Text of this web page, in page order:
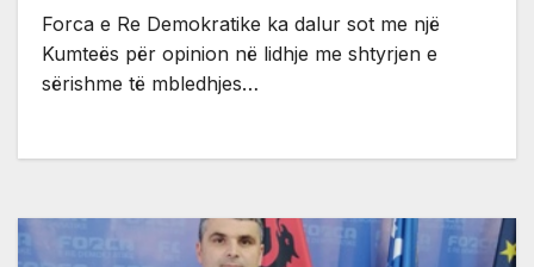
Forca e Re Demokratike ka dalur sot me një
Kumteës për opinion në lidhje me shtyrjen e
sërishme të mbledhjes…